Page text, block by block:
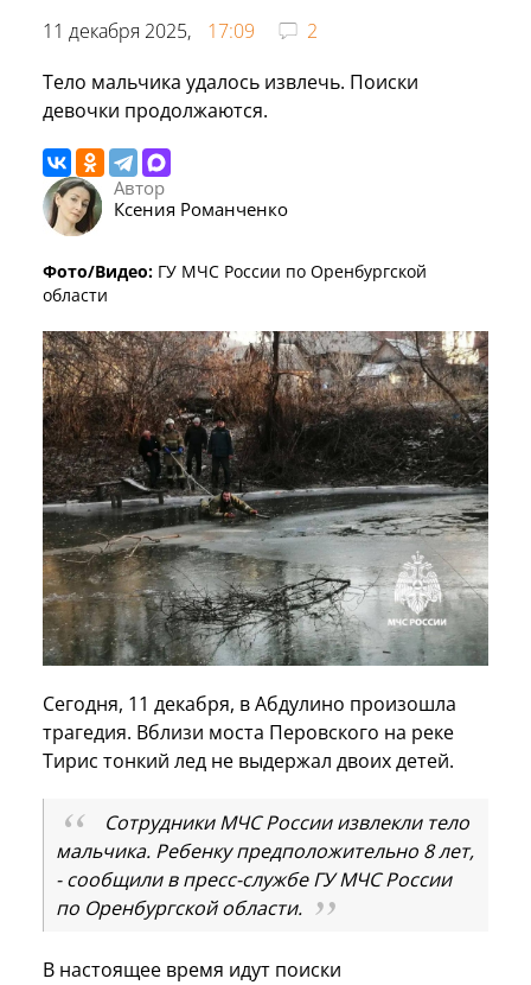
11 декабря 2025, 17:09
2
Тело мальчика удалось извлечь. Поиски
девочки продолжаются.
Автор
Ксения Романченко
Фото/Видео: ГУ МЧС России по Оренбургской
области
Сегодня, 11 декабря, в Абдулино произошла
трагедия. Вблизи моста Перовского на реке
Тирис тонкий лед не выдержал двоих детей.
Сотрудники МЧС России извлекли тело
мальчика. Ребенку предположительно 8 лет,
- сообщили в пресс-службе ГУ МЧС России
по Оренбургской области.
В настоящее время идут поиски